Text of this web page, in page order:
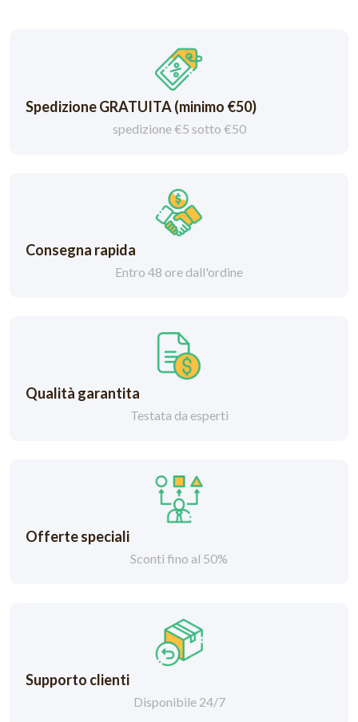
Spedizione GRATUITA (minimo €50)
spedizione €5 sotto €50
Consegna rapida
Entro 48 ore dall'ordine
Qualità garantita
Testata da esperti
Offerte speciali
Sconti fino al 50%
Supporto clienti
Disponibile 24/7